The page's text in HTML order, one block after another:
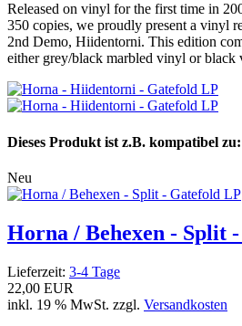
Released on vinyl for the first time in
350 copies, we proudly present a vinyl
2nd Demo, Hiidentorni. This edition
either grey/black marbled vinyl or black
Dieses Produkt ist z.B. kompatibel zu:
Neu
Horna / Behexen - Split
Lieferzeit: 3-4 Tage
22,00 EUR
inkl. 19 % MwSt. zzgl. Versandkosten